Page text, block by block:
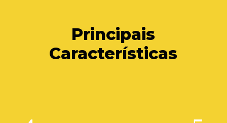
Principais
Características